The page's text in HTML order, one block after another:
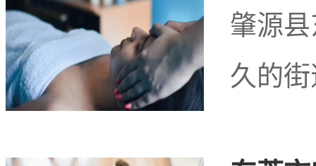
一个结合了自然风光和
里欣赏美丽的自然景色
肇源
久的